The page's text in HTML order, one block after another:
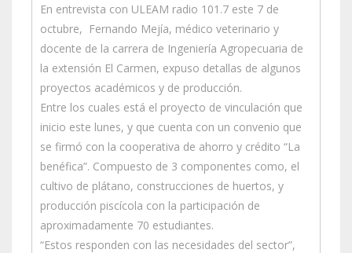
En entrevista con ULEAM radio 101.7 este 7 de
octubre, Fernando Mejía, médico veterinario y
docente de la carrera de Ingeniería Agropecuaria de
la extensión El Carmen, expuso detallas de algunos
proyectos académicos y de producción.
Entre los cuales está el proyecto de vinculación que
inicio este lunes, y que cuenta con un convenio que
se firmó con la cooperativa de ahorro y crédito “La
benéfica”. Compuesto de 3 componentes como, el
cultivo de plátano, construcciones de huertos, y
producción piscícola con la participación de
aproximadamente 70 estudiantes.
“Estos responden con las necesidades del sector”,